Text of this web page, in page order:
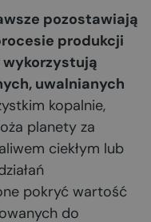
pozostawiają
produkcji
uwalnianych
kopalnie,
planety za
ciekłym lub
pokryć wartość
do